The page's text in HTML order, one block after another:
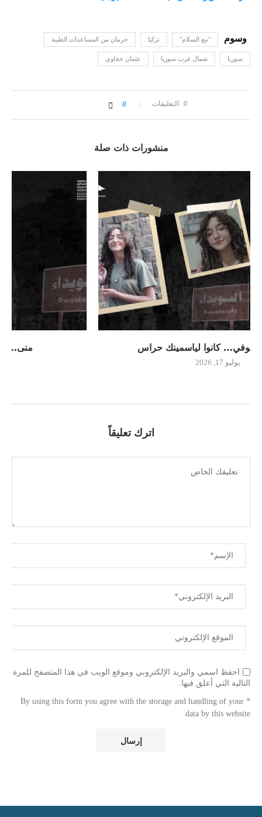
"نبع السلام" تركيا حرمان من المساعدات الطبية
سوريا شمال غرب سوريا عثمان حجاوي
0 التعليقات 0
منشورات ذات صلة
منى… كانت تنتظر السفر إلى أمها
اترك تعليقاً
احفظ اسمي والبريد الإلكتروني وموقع الويب في هذا المتصفح للمرة
التالية التي أعلق فيها.
* By using this form you agree with the storage and handling of your
data by this website.